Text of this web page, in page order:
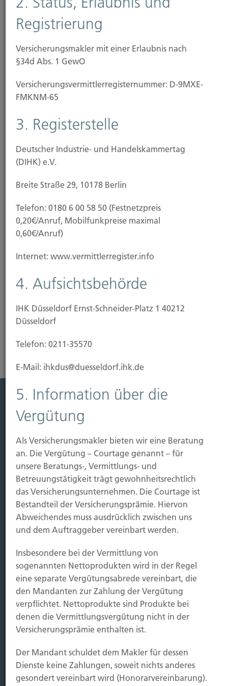
Rohrbruch sowie
Sturm und Hagel
Schäden durch Hochwasser oder Schneelast fallen
nicht unter den Schutz einer klassischen
Extremwetter durch den fortschreitenden
Klimawandel machen zusätzlichen
empfehlen wir den Abschluss einer
Diese zahlt bei Schäden durch
Überschwemmung, Überflutung, Rückstau
Erdsenkung oder Erdrutsch sowie
Schneedruck oder Lawinen
Unser Tipp: Wir beraten Sie, wie Sie Ihre Immobilie
vor Gefahren schützen können. Dafür haben wir
bedarfsgerechte und günstige Lösungen
vorbereitet.
Risikoanalyse Gebäudeversicherung
Leistung
Vorsorgen
Sichern
Immobilien Vers.
Kauf Grundstück
Baubeginn
Baufertigstellung/Hauskauf
Einzug/Vermietung
Schaden
Kontakt
Hubert Brück KG| Inhaber: Dipl. Ökonom Johannes
Brück | Kapellstraße 2 | 40479 Düsseldorf
Telefon:0211-490066 |Fax:0211-4911125 |E-Mail:
brueck@brueckkg.de
Kontaktformular
Registrierung
Versicherungsmakler mit einer Erlaubnis nach
§34d Abs. 1 GewO
Versicherungs­vermittler­registernummer: D-9MXE-
FMKNM-65
3. Registerstelle
Deutscher Industrie- und Handelskammertag
(DIHK) e.V.
Breite Straße 29, 10178 Berlin
Telefon: 0180 6 00 58 50 (Festnetzpreis
0,20€/Anruf, Mobilfunkpreise maximal
0,60€/Anruf)
Internet: www.vermittlerregister.info
4. Aufsichtsbehörde
IHK Düsseldorf Ernst-Schneider-Platz 1 40212
Düsseldorf
Telefon: 0211-35570
E-Mail: ihkdus@duesseldorf.ihk.de
5. Information über die
Vergütung
Als Versicherungsmakler bieten wir eine Beratung
an. Die Vergütung – Courtage genannt – für
unsere Beratungs-, Vermittlungs- und
Betreuungstätigkeit trägt gewohnheitsrechtlich
das Versicherungsunternehmen. Die Courtage ist
Bestandteil der Versicherungsprämie. Hiervon
Abweichendes muss ausdrücklich zwischen uns
und dem Auftraggeber vereinbart werden.
Insbesondere bei der Vermittlung von
sogenannten Nettoprodukten wird in der Regel
eine separate Vergütungsabrede vereinbart, die
den Mandanten zur Zahlung der Vergütung
verpflichtet. Nettoprodukte sind Produkte bei
denen die Vermittlungsvergütung nicht in der
Versicherungsprämie enthalten ist.
Der Mandant schuldet dem Makler für dessen
Dienste keine Zahlungen, soweit nichts anderes
gesondert vereinbart wird (Honorarvereinbarung).